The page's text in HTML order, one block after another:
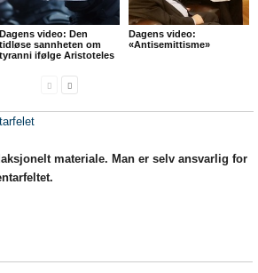
Dagens video: Den
tidløse sannheten om
tyranni ifølge Aristoteles
Dagens video:
«Antisemittisme»
materiale. Man er selv ansvarlig for